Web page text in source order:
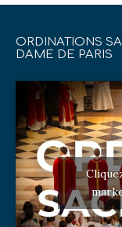
ORDINATIONS
DAME DE PARIS